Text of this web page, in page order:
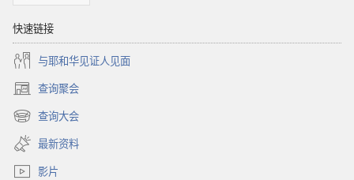
快速链接
与耶和华见证人见面
查询聚会
（打
开
新
窗
口）
查询大会
（打
开
新
窗
最新资料
影片